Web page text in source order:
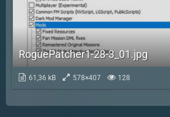
RoguePatcher1-28-3_01.jpg
61,36 kB 578×407 128